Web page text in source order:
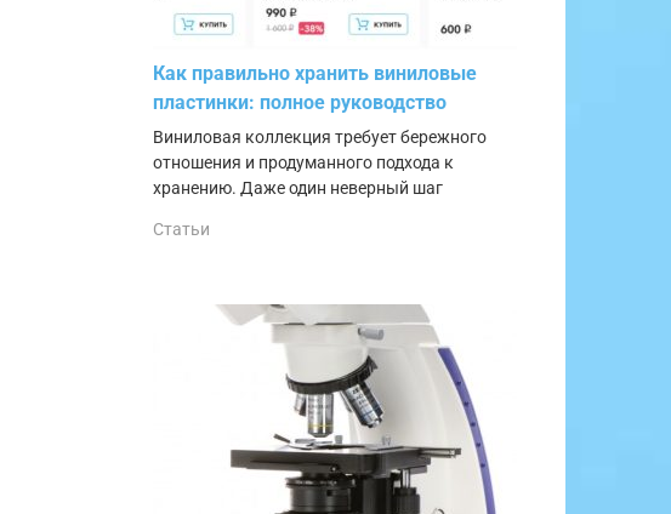
Как правильно хранить виниловые
пластинки: полное руководство
Виниловая коллекция требует бережного
отношения и продуманного подхода к
хранению. Даже один неверный шаг
Статьи